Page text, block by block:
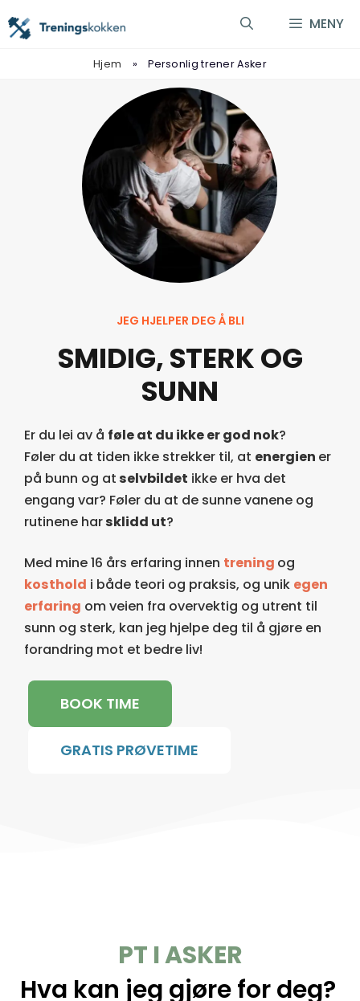
MENY
Hjem » Personlig trener Asker
JEG HJELPER DEG Å BLI
SMIDIG, STERK OG
SUNN
Er du lei av å føle at du ikke er god nok?
Føler du at tiden ikke strekker til, at energien er
på bunn og atselvbildet ikke er hva det
engang var? Føler du at de sunne vanene og
rutinene harsklidd ut?
Med mine 16 års erfaring innen trening og
kosthold i både teori og praksis, og unik egen
erfaring om veien fra overvektig og utrent til
sunn og sterk, kan jeg hjelpe deg til å gjøre en
forandring mot et bedre liv!
BOOK TIME
GRATIS PRØVETIME
PT I ASKER
Hva kan jeg gjøre for deg?